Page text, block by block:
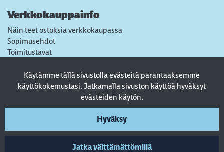
Käytämme tällä sivustolla evästeitä parantaaksemme
käyttökokemustasi. Jatkamalla sivuston käyttöä hyväksyt
evästeiden käytön.
Hyväksy
Jatka välttämättömillä
Verkkokauppainfo
Näin teet ostoksia verkkokaupassa
Sopimusehdot
Toimitustavat
Tietosuojaseloste
Usein kysytyt kysymykset
Seuraa sosiaalisessa mediassa